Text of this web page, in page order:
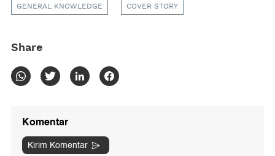
GENERAL KNOWLEDGE COVER STORY
Share